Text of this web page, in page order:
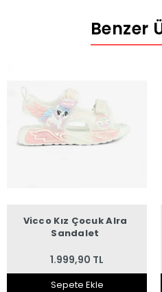
Benzer
Vicco Kız Çocuk Alra
Sandalet
1.999,90 TL
Sepete Ekle